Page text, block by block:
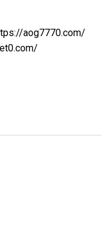
aog7770.com/